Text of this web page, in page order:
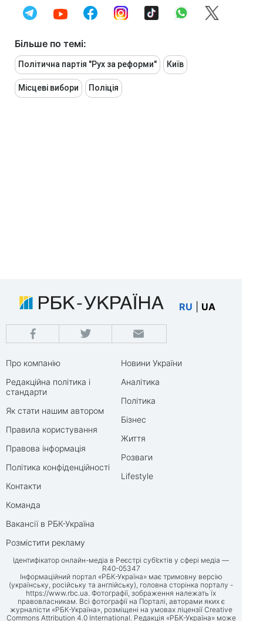
Більше по темі:
Політична партія "Рух за реформи" Київ
Місцеві вибори Поліція
RU UA
Про компанію
Редакційна політика і
стандарти
Як стати нашим автором
Правила користування
Правова інформація
Політика конфіденційності
Контакти
Команда
Вакансії в РБК-Україна
Розмістити рекламу
Новини України
Аналітика
Політика
Бізнес
Життя
Розваги
Lifestyle
Ідентифікатор онлайн-медіа в Реєстрі суб’єктів у сфері медіа —
R40-05347
Інформаційний портал «РБК-Україна» має тримовну версію
(українську, російську та англійську), головна сторінка порталу -
https://www.rbc.ua . Фотографії, зображення належать їх
правовласникам. Всі фотографії на Порталі, авторами яких є
журналісти «РБК-Україна», розміщені на умовах ліцензії Creative
Commons Attribution 4.0 International. Редакція «РБК-Україна» може